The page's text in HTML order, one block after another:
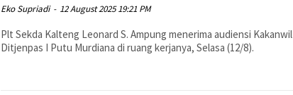
Eko Supriadi - 12 August 2025 19:21 PM
Plt Sekda Kalteng Leonard S. Ampung menerima audiensi Kakanwil
Ditjenpas I Putu Murdiana di ruang kerjanya, Selasa (12/8).